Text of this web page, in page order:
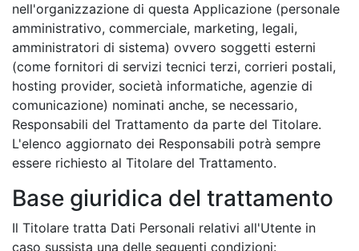
nell'organizzazione di questa Applicazione (personale
amministrativo, commerciale, marketing, legali,
amministratori di sistema) ovvero soggetti esterni
(come fornitori di servizi tecnici terzi, corrieri postali,
hosting provider, società informatiche, agenzie di
comunicazione) nominati anche, se necessario,
Responsabili del Trattamento da parte del Titolare.
L'elenco aggiornato dei Responsabili potrà sempre
essere richiesto al Titolare del Trattamento.
Base giuridica del trattamento
Il Titolare tratta Dati Personali relativi all'Utente in
caso sussista una delle seguenti condizioni: